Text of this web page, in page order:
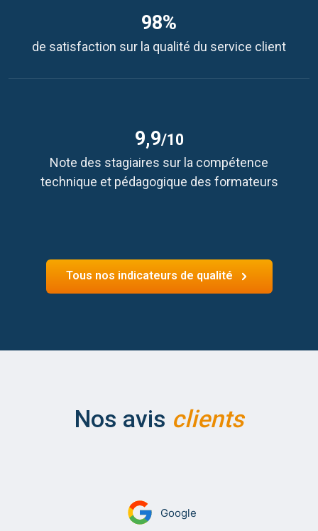
98%
de satisfaction sur la qualité du service client
9,9/10
Note des stagiaires sur la compétence
technique et pédagogique des formateurs
Tous nos indicateurs de qualité
Nos avis clients